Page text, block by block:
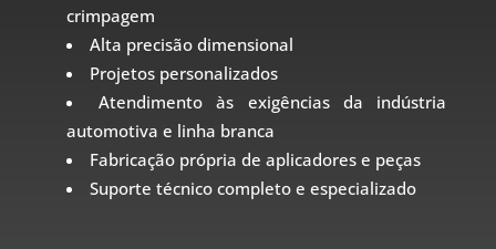
crimpagem
Alta precisão dimensional
Projetos personalizados
Atendimento às exigências da indústria
automotiva e linha branca
Fabricação própria de aplicadores e peças
Suporte técnico completo e especializado